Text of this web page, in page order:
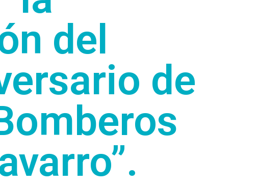
del
de